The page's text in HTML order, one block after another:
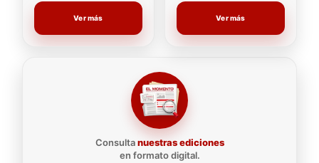
Ver más
Consultanuestras ediciones
en formato digital.
Ver más